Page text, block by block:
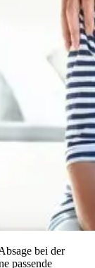
bei der
passende